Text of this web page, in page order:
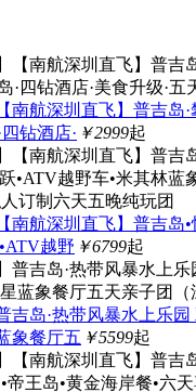
南航深圳直飞】普吉岛
钻酒店· ￥2999起
南航深圳直飞】普吉岛
越野 ￥6799起
吉岛·热带风暴水上乐
象餐厅五 ￥5599起